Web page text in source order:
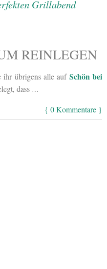
REINLEGEN
ihr übrigens alle auf Schön bei
dass …
{ 0 Kommentare }